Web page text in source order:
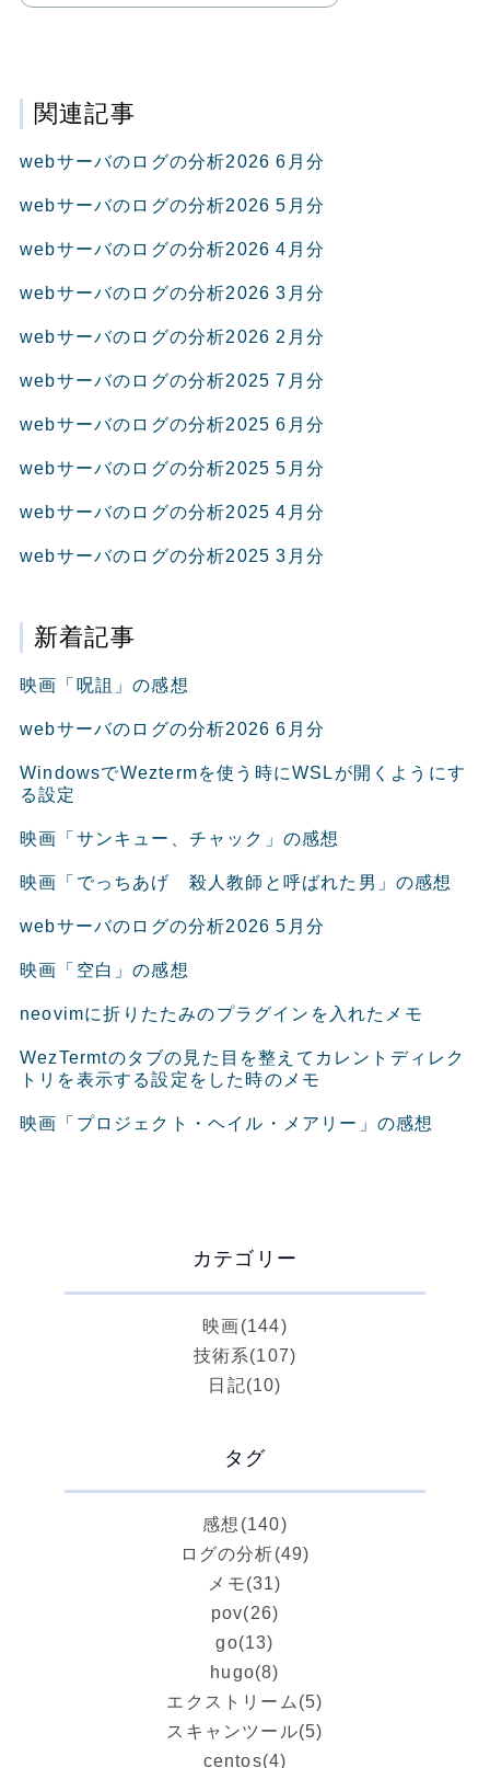
関連記事
webサーバのログの分析2026 6月分
webサーバのログの分析2026 5月分
webサーバのログの分析2026 4月分
webサーバのログの分析2026 3月分
webサーバのログの分析2026 2月分
webサーバのログの分析2025 7月分
webサーバのログの分析2025 6月分
webサーバのログの分析2025 5月分
webサーバのログの分析2025 4月分
webサーバのログの分析2025 3月分
新着記事
映画「呪詛」の感想
webサーバのログの分析2026 6月分
WindowsでWeztermを使う時にWSLが開くようにす
る設定
映画「サンキュー、チャック」の感想
映画「でっちあげ 殺人教師と呼ばれた男」の感想
webサーバのログの分析2026 5月分
映画「空白」の感想
neovimに折りたたみのプラグインを入れたメモ
WezTermtのタブの見た目を整えてカレントディレク
トリを表示する設定をした時のメモ
映画「プロジェクト・ヘイル・メアリー」の感想
カテゴリー
映画(144)
技術系(107)
日記(10)
タグ
感想 (140)
ログの分析(49)
メモ(31)
pov(26)
go(13)
hugo(8)
エクストリーム (5)
スキャンツール(5)
centos(4)